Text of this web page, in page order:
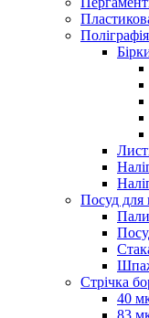
Поліграфія
Посуд для
Стрічка
40
83